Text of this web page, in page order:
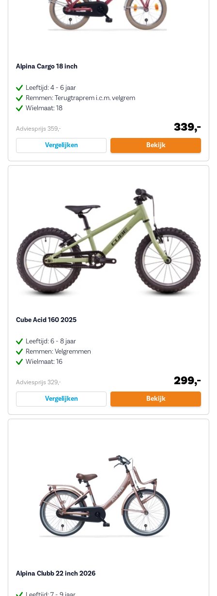
Alpina Cargo 18 inch
Leeftijd: 4 - 6 jaar
Remmen: Terugtraprem i.c.m. velgrem
Wielmaat: 18
Adviesprijs 359,- 339,-
Vergelijken Bekijk
Cube Acid 160 2025
Leeftijd: 6 - 8 jaar
Remmen: Velgremmen
Wielmaat: 16
Adviesprijs 329,- 299,-
Vergelijken Bekijk
Alpina Clubb 22 inch 2026